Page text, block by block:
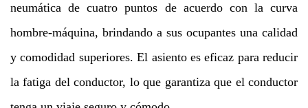
neumática de cuatro puntos de acuerdo con la curva
hombre-máquina, brindando a sus ocupantes una calidad
y comodidad superiores. El asiento es eficaz para reducir
la fatiga del conductor, lo que garantiza que el conductor